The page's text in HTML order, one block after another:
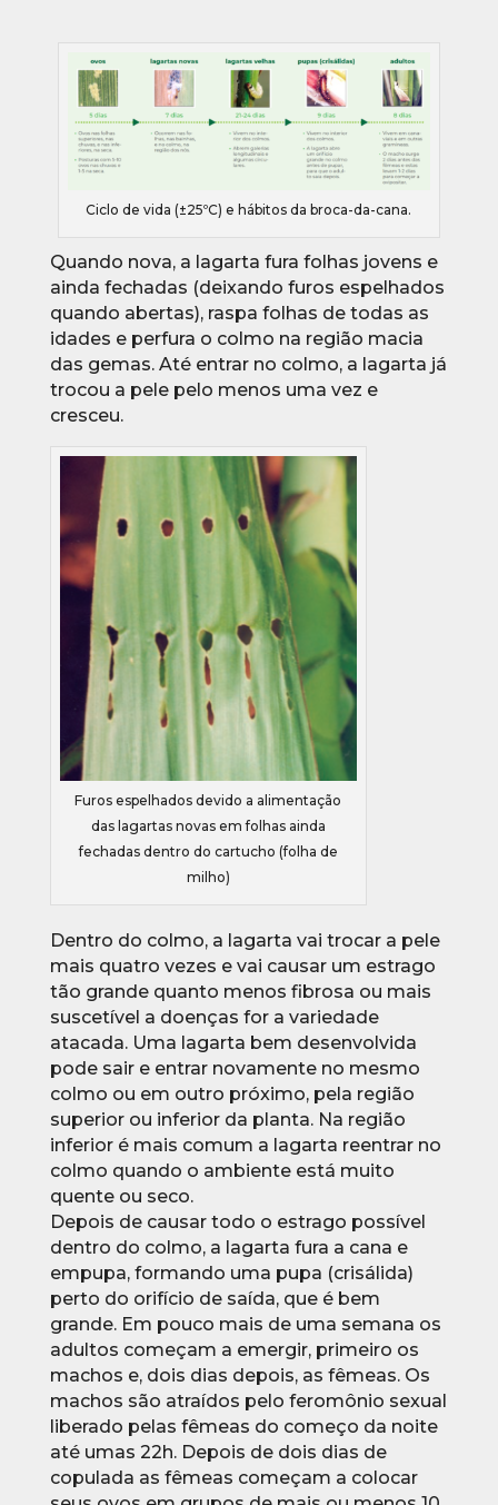
Ciclo de vida (±25ºC) e hábitos da broca-da-cana.
Quando nova, a lagarta fura folhas jovens e
ainda fechadas (deixando furos espelhados
quando abertas), raspa folhas de todas as
idades e perfura o colmo na região macia
das gemas. Até entrar no colmo, a lagarta já
trocou a pele pelo menos uma vez e
cresceu.
Furos espelhados devido a alimentação
das lagartas novas em folhas ainda
fechadas dentro do cartucho (folha de
milho)
Dentro do colmo, a lagarta vai trocar a pele
mais quatro vezes e vai causar um estrago
tão grande quanto menos fibrosa ou mais
suscetível a doenças for a variedade
atacada. Uma lagarta bem desenvolvida
pode sair e entrar novamente no mesmo
colmo ou em outro próximo, pela região
superior ou inferior da planta. Na região
inferior é mais comum a lagarta reentrar no
colmo quando o ambiente está muito
quente ou seco.
Depois de causar todo o estrago possível
dentro do colmo, a lagarta fura a cana e
empupa, formando uma pupa (crisálida)
perto do orifício de saída, que é bem
grande. Em pouco mais de uma semana os
adultos começam a emergir, primeiro os
machos e, dois dias depois, as fêmeas. Os
machos são atraídos pelo feromônio sexual
liberado pelas fêmeas do começo da noite
até umas 22h. Depois de dois dias de
copulada as fêmeas começam a colocar